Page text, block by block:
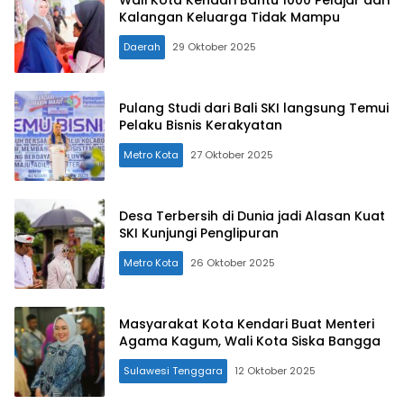
Kalangan Keluarga Tidak Mampu
Daerah 29 Oktober 2025
Pulang Studi dari Bali SKI langsung Temui
Pelaku Bisnis Kerakyatan
Metro Kota 27 Oktober 2025
Desa Terbersih di Dunia jadi Alasan Kuat
SKI Kunjungi Penglipuran
Metro Kota 26 Oktober 2025
Masyarakat Kota Kendari Buat Menteri
Agama Kagum, Wali Kota Siska Bangga
Sulawesi Tenggara 12 Oktober 2025